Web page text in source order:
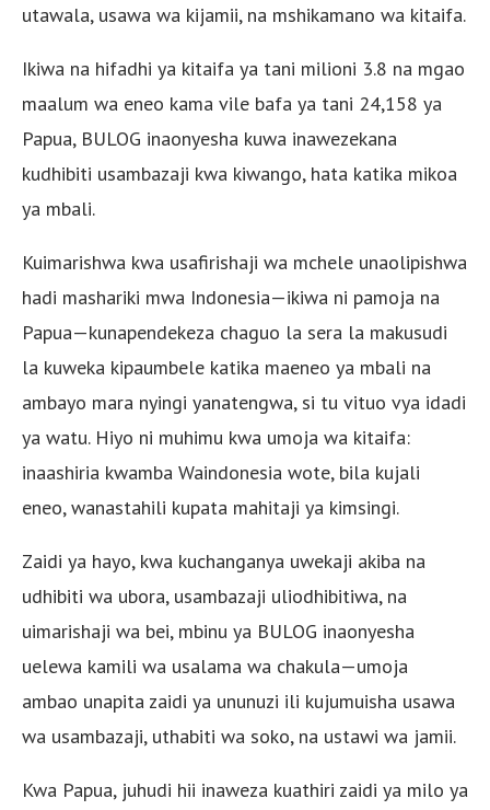
utawala, usawa wa kijamii, na mshikamano wa kitaifa.
Ikiwa na hifadhi ya kitaifa ya tani milioni 3.8 na mgao
maalum wa eneo kama vile bafa ya tani 24,158 ya
Papua, BULOG inaonyesha kuwa inawezekana
kudhibiti usambazaji kwa kiwango, hata katika mikoa
ya mbali.
Kuimarishwa kwa usafirishaji wa mchele unaolipishwa
hadi mashariki mwa Indonesia—ikiwa ni pamoja na
Papua—kunapendekeza chaguo la sera la makusudi
la kuweka kipaumbele katika maeneo ya mbali na
ambayo mara nyingi yanatengwa, si tu vituo vya idadi
ya watu. Hiyo ni muhimu kwa umoja wa kitaifa:
inaashiria kwamba Waindonesia wote, bila kujali
eneo, wanastahili kupata mahitaji ya kimsingi.
Zaidi ya hayo, kwa kuchanganya uwekaji akiba na
udhibiti wa ubora, usambazaji uliodhibitiwa, na
uimarishaji wa bei, mbinu ya BULOG inaonyesha
uelewa kamili wa usalama wa chakula—umoja
ambao unapita zaidi ya ununuzi ili kujumuisha usawa
wa usambazaji, uthabiti wa soko, na ustawi wa jamii.
Kwa Papua, juhudi hii inaweza kuathiri zaidi ya milo ya